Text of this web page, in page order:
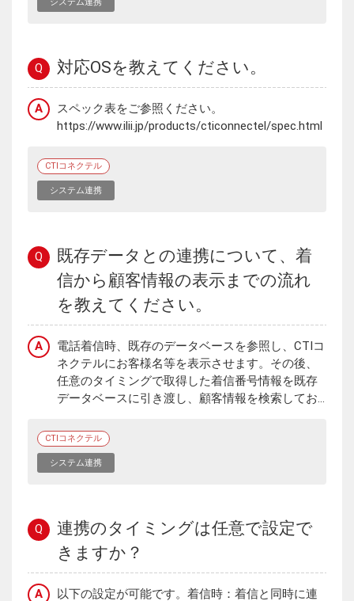
Q 対応OSを教えてください。
A
スペック表をご参照ください。
https://www.ilii.jp/products/cticonnectel/spec.html
CTIコネクテル
システム連携
Q
既存データとの連携について、着
信から顧客情報の表示までの流れ
を教えてください。
A
電話着信時、既存のデータベースを参照し、CTIコ
ネクテルにお客様名等を表示させます。その後、
任意のタイミングで取得した着信番号情報を既存
データベースに引き渡し、顧客情報を検索してお...
CTIコネクテル
システム連携
Q
連携のタイミングは任意で設定で
きますか？
A 以下の設定が可能です。着信時：着信と同時に連